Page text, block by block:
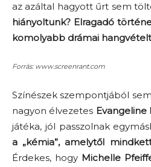
az azáltal hagyott űrt sem
hiányoltunk? Elragadó
komolyabb drámai
Forrás: www.screenrant.com
Színészek szempontjából
nagyon élvezetes Evangeline
játéka, jól passzolnak
a „kémia”, amelytől
Érdekes, hogy Michelle